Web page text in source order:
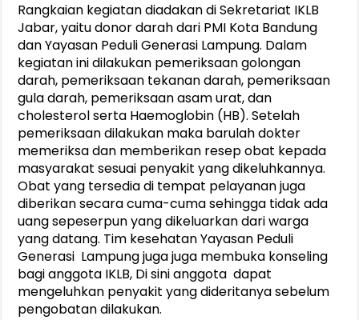
Rangkaian kegiatan diadakan di Sekretariat IKLB
Jabar, yaitu donor darah dari PMI Kota Bandung
dan Yayasan Peduli Generasi Lampung. Dalam
kegiatan ini dilakukan pemeriksaan golongan
darah, pemeriksaan tekanan darah, pemeriksaan
gula darah, pemeriksaan asam urat, dan
cholesterol serta Haemoglobin (HB). Setelah
pemeriksaan dilakukan maka barulah dokter
memeriksa dan memberikan resep obat kepada
masyarakat sesuai penyakit yang dikeluhkannya.
Obat yang tersedia di tempat pelayanan juga
diberikan secara cuma-cuma sehingga tidak ada
uang sepeserpun yang dikeluarkan dari warga
yang datang. Tim kesehatan Yayasan Peduli
Generasi Lampung juga juga membuka konseling
bagi anggota IKLB, Di sini anggota dapat
mengeluhkan penyakit yang dideritanya sebelum
pengobatan dilakukan.